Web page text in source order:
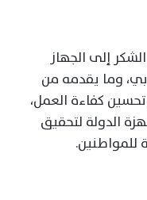
إلى الجهاز
وما يقدمه من
كفاءة العمل،
الدولة لتحقيق